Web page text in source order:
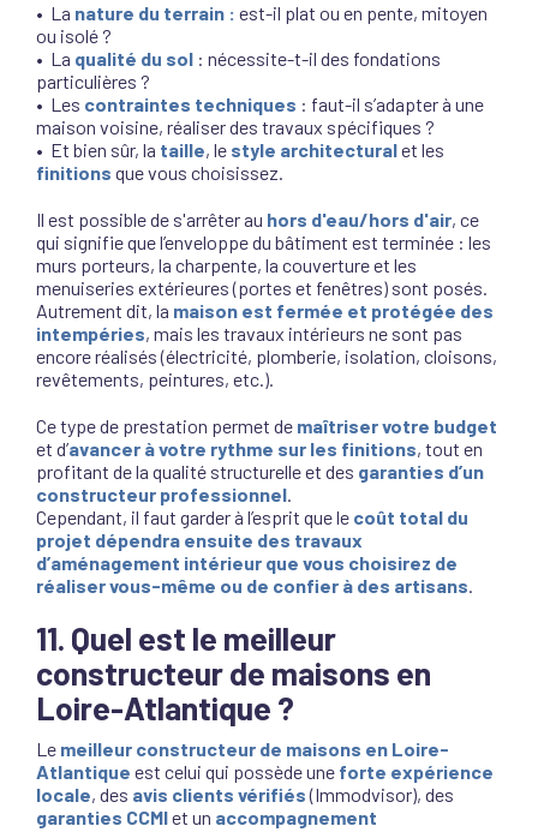
• La nature du terrain : est-il plat ou en pente, mitoyen
ou isolé ?
• La qualité du sol : nécessite-t-il des fondations
particulières ?
• Les contraintes techniques : faut-il s’adapter à une
maison voisine, réaliser des travaux spécifiques ?
• Et bien sûr, la taille, le style architecturalet les
finitions que vous choisissez.
Il est possible de s'arrêter au hors d'eau/hors d'air, ce
qui signifie que l’enveloppe du bâtiment est terminée : les
murs porteurs, la charpente, la couverture et les
menuiseries extérieures (portes et fenêtres) sont posés.
Autrement dit, la maison est fermée et protégée des
intempéries, mais les travaux intérieurs ne sont pas
encore réalisés (électricité, plomberie, isolation, cloisons,
revêtements, peintures, etc.).
Ce type de prestation permet de maîtriser votre budget
et d’avancer à votre rythme sur les finitions, tout en
profitant de la qualité structurelle et des garanties d’un
constructeur professionnel.
Cependant, il faut garder à l’esprit que le coût total du
projet dépendra ensuite des travaux
d’aménagement intérieur que vous choisirez de
réaliser vous-même ou de confier à des artisans.
11. Quel est le meilleur
constructeur de maisons en
Loire-Atlantique ?
Le meilleur constructeur de maisons en Loire-
Atlantique est celui qui possède une forte expérience
locale, des avis clients vérifiés(Immodvisor), des
garanties CCMIet un accompagnement